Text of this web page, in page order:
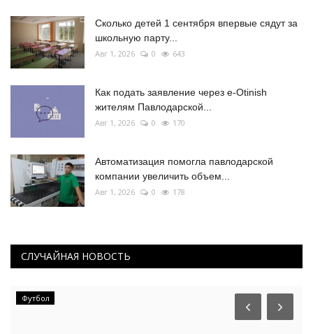
Сколько детей 1 сентября впервые сядут за
школьную парту...
Авг 1, 2026 0 643
Как подать заявление через e-Otinish
жителям Павлодарской...
Авг 1, 2026 0 170
Автоматизация помогла павлодарской
компании увеличить объем...
Авг 1, 2026 0 178
СЛУЧАЙНАЯ НОВОСТЬ
Футбол